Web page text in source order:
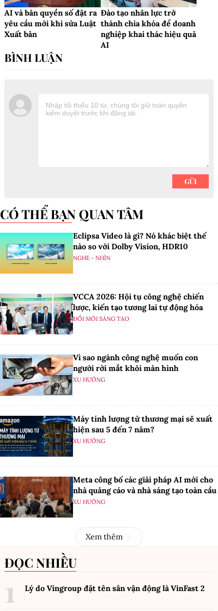
AI và bản quyền số đặt ra
yêu cầu mới khi sửa Luật
Xuất bản
Đào tạo nhân lực trở
thành chìa khóa để doanh
nghiệp khai thác hiệu quả
AI
CÓ THỂ BẠN QUAN TÂM
Eclipsa Video là gì? Nó khác biệt thế
nào so với Dolby Vision, HDR10
NGHE - NHÌN
VCCA 2026: Hội tụ công nghệ chiến
lược, kiến tạo tương lai tự động hóa
ĐỔI MỚI SÁNG TẠO
Vì sao ngành công nghệ muốn con
người rời mắt khỏi màn hình
XU HƯỚNG
Máy tính lượng tử thương mại sẽ xuất
hiện sau 5 đến 7 năm?
XU HƯỚNG
Meta công bố các giải pháp AI mới cho
nhà quảng cáo và nhà sáng tạo toàn cầu
XU HƯỚNG
Xem thêm
ĐỌC NHIỀU
Lý do Vingroup đặt tên sân vận động là VinFast 2